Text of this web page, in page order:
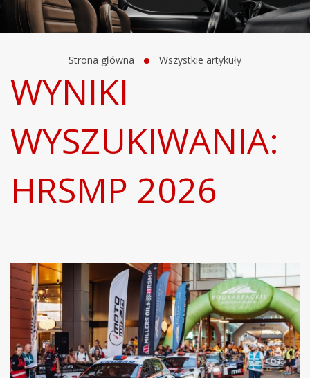
Strona główna Wszystkie artykuły
WYNIKI
WYSZUKIWANIA:
HRSMP 2026